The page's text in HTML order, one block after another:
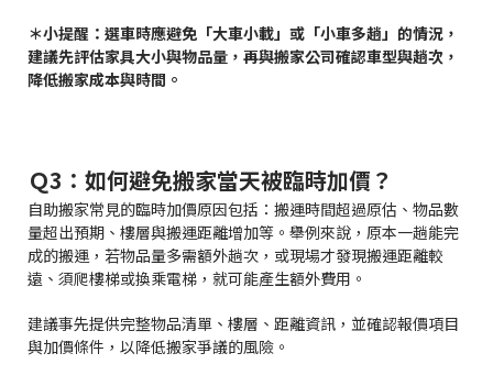
＊小提醒：選車時應避免「大車小載」或「小車多趟」的情況，
建議先評估家具大小與物品量，再與搬家公司確認車型與趟次，
降低搬家成本與時間。
Ｑ3：如何避免搬家當天被臨時加價？
自助搬家常見的臨時加價原因包括：搬運時間超過原估、物品數
量超出預期、樓層與搬運距離增加等。舉例來說，原本一趟能完
成的搬運，若物品量多需額外趟次，或現場才發現搬運距離較
遠、須爬樓梯或換乘電梯，就可能產生額外費用。
建議事先提供完整物品清單、樓層、距離資訊，並確認報價項目
與加價條件，以降低搬家爭議的風險。